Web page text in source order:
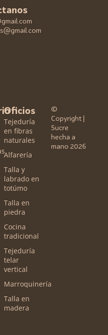
Oficios
Tejeduría
en fibras
naturales
Alfarería
Talla y
labrado en
totúmo
Talla en
piedra
Cocina
tradicional
Tejeduría
telar
vertical
Marroquinería
Talla en
madera
©
Copyright |
Sucre
hecha a
mano 2026